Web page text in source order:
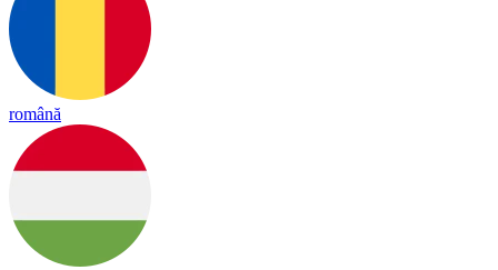
română